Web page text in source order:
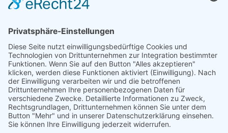
17:30 bis 23:00 Uhr
17:30 bis 23:00 Uhr
Sonntag + Feiertags:
12:00 bis 23:00 Uhr
TISCH-RESERVIERUNG
Tel.: 089 999 39 775
Tel.: +49 1521 87 13 698 (Reservierung nur